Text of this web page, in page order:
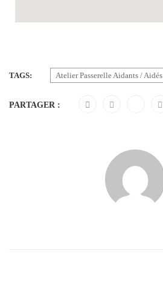
TAGS: Atelier Passerelle Aidants / Aidés
PARTAGER :